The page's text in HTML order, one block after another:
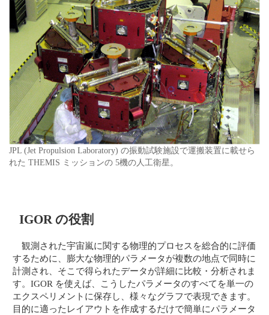
JPL (Jet Propulsion Laboratory) の振動試験施設で運搬装置に載せら
れた THEMIS ミッションの 5機の人工衛星。
IGOR の役割
観測された宇宙嵐に関する物理的プロセスを総合的に評価
するために、膨大な物理的パラメータが複数の地点で同時に
計測され、そこで得られたデータが詳細に比較・分析されま
す。IGOR を使えば、こうしたパラメータのすべてを単一の
エクスペリメントに保存し、様々なグラフで表現できます。
目的に適ったレイアウトを作成するだけで簡単にパラメータ